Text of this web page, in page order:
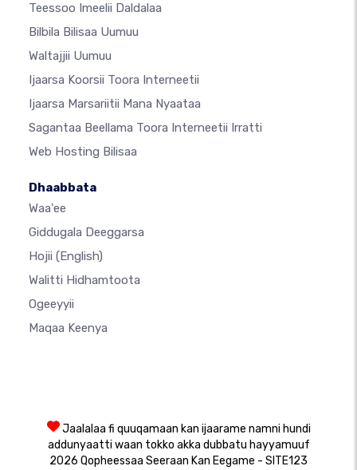
Teessoo Imeelii Daldalaa
Bilbila Bilisaa Uumuu
Waltajjii Uumuu
Ijaarsa Koorsii Toora Interneetii
Ijaarsa Marsariitii Mana Nyaataa
Sagantaa Beellama Toora Interneetii Irratti
Web Hosting Bilisaa
Dhaabbata
Waa'ee
Giddugala Deeggarsa
Hojii (English)
Walitti Hidhamtoota
Ogeeyyii
Maqaa Keenya
Jaalalaa fi quuqamaan kan ijaarame namni hundi
addunyaatti waan tokko akka dubbatu hayyamuuf
2026 Qopheessaa Seeraan Kan Eegame - SITE123